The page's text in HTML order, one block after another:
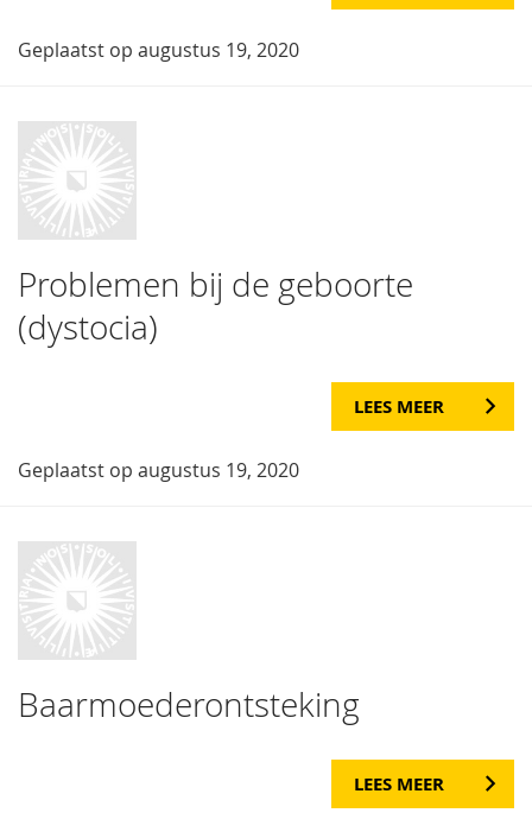
Geplaatst op augustus 19, 2020
Problemen bij de geboorte
(dystocia)
LEES MEER
Geplaatst op augustus 19, 2020
Baarmoederontsteking
LEES MEER